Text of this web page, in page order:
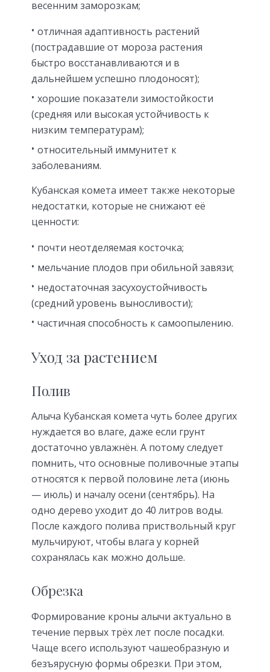
весенним заморозкам;
отличная адаптивность растений
(пострадавшие от мороза растения
быстро восстанавливаются и в
дальнейшем успешно плодоносят);
хорошие показатели зимостойкости
(средняя или высокая устойчивость к
низким температурам);
относительный иммунитет к
заболеваниям.
Кубанская комета имеет также некоторые
недостатки, которые не снижают её
ценности:
почти неотделяемая косточка;
мельчание плодов при обильной завязи;
недостаточная засухоустойчивость
(средний уровень выносливости);
частичная способность к самоопылению.
Уход за растением
Полив
Алыча Кубанская комета чуть более других
нуждается во влаге, даже если грунт
достаточно увлажнён. А потому следует
помнить, что основные поливочные этапы
относятся к первой половине лета (июнь
— июль) и началу осени (сентябрь). На
одно дерево уходит до 40 литров воды.
После каждого полива приствольный круг
мульчируют, чтобы влага у корней
сохранялась как можно дольше.
Обрезка
Формирование кроны алычи актуально в
течение первых трёх лет после посадки.
Чаще всего используют чашеобразную и
безъярусную формы обрезки. При этом,